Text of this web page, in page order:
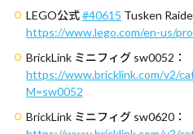
LEGO公式#40615 Tusken
https://www.lego.com/en-us/
BrickLink ミニフィグ sw0052：
https://www.bricklink.com/v2/
M=sw0052
BrickLink ミニフィグ sw0620：